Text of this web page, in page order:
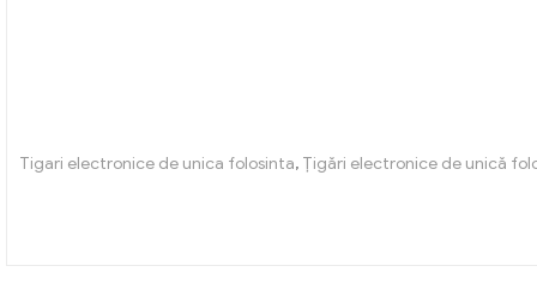
Tigari electronice de unica folosinta, Țigări electronice de unică